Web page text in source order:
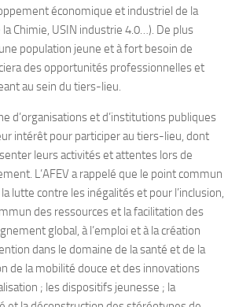
économique et industriel de la
Chimie, USIN industrie 4.0…). De plus
population jeune et à fort besoin de
des opportunités professionnelles et
au sein du tiers-lieu.
d’organisations et d’institutions publiques
intérêt pour participer au tiers-lieu, dont
leurs activités et attentes lors de
L’AFEV a rappelé que le point commun
lutte contre les inégalités et pour l’inclusion,
des ressources et la facilitation des
global, à l’emploi et à la création
dans le domaine de la santé et de la
de la mobilité douce et des innovations
; les dispositifs jeunesse ; la